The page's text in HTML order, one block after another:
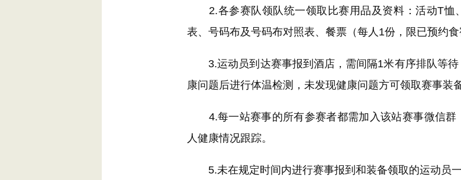
2.各参赛队领队统一领取比赛用品及资料：活动T恤
表、号码布及号码布对照表、餐票（每人1份，限已预约食
3.运动员到达赛事报到酒店，需间隔1米有序排队等待
康问题后进行体温检测，未发现健康问题方可领取赛事装备
4.每一站赛事的所有参赛者都需加入该站赛事微信群
人健康情况跟踪。
5.未在规定时间内进行赛事报到和装备领取的运动员一